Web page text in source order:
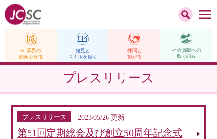
SC業界の
動向を探る
知見と
スキルを磨く
仲間と
繋がる
社会貢献への
取り組み
プレスリリース
プレスリリース 2023/05/26 更新
第51回定期総会及び創立50周年記念式